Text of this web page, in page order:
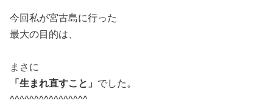
今回私が宮古島に行った
最大の目的は、
まさに
「生まれ直すこと」 でした。
^^^^^^^^^^^^^^^^